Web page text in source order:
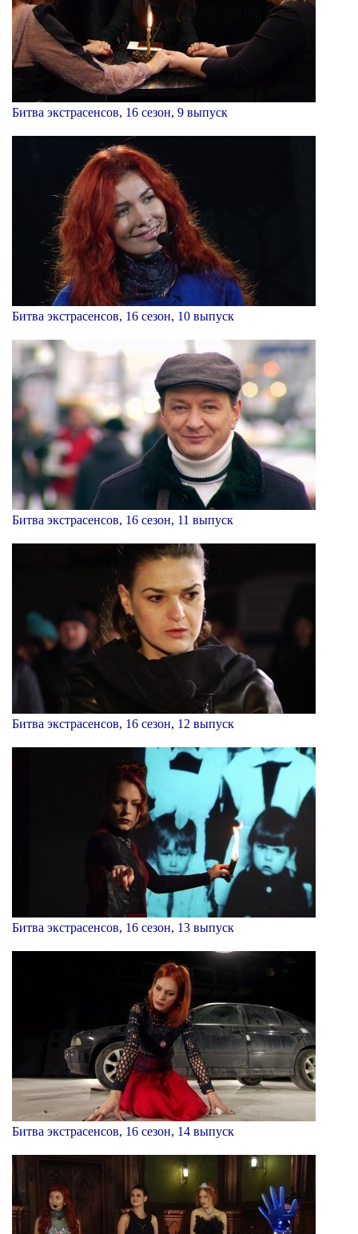
Битва экстрасенсов, 16 сезон, 9 выпуск
Битва экстрасенсов, 16 сезон, 10 выпуск
Битва экстрасенсов, 16 сезон, 11 выпуск
Битва экстрасенсов, 16 сезон, 12 выпуск
Битва экстрасенсов, 16 сезон, 13 выпуск
Битва экстрасенсов, 16 сезон, 14 выпуск